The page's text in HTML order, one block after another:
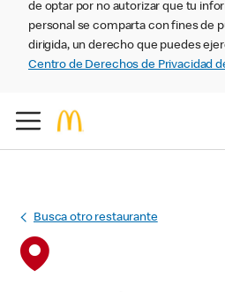
de optar por no autorizar que tu
personal se comparta con fines de
dirigida, un derecho que puedes
Centro de Derechos de Privacidad
Busca otro restaurante